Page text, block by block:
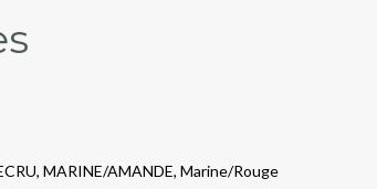
MARINE/AMANDE, Marine/Rouge